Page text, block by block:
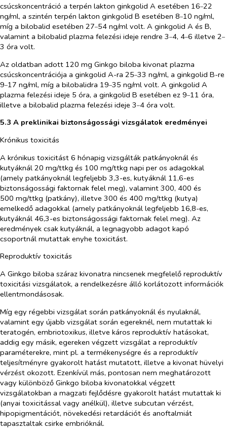
csúcskoncentráció a terpén lakton ginkgolid A esetében 16–22
ng/ml, a szintén terpén lakton ginkgolid B esetében 8–10 ng/ml,
míg a bilobalid esetében 27–54 ng/ml volt. A ginkgolid A és B,
valamint a bilobalid plazma felezési ideje rendre 3–4, 4–6 illetve 2–
3 óra volt.
Az oldatban adott 120 mg Ginkgo biloba kivonat plazma
csúcskoncentrációja a ginkgolid A-ra 25–33 ng/ml, a ginkgolid B-re
9–17 ng/ml, míg a bilobalidra 19–35 ng/ml volt. A ginkgolid A
plazma felezési ideje 5 óra, a ginkgolid B esetében ez 9–11 óra,
illetve a bilobalid plazma felezési ideje 3–4 óra volt.
5.3 A preklinikai biztonságossági vizsgálatok eredményei
Krónikus toxicitás
A krónikus toxicitást 6 hónapig vizsgálták patkányoknál és
kutyáknál 20 mg/ttkg és 100 mg/ttkg napi per os adagokkal
(amely patkányoknál legfeljebb 3,3-es, kutyáknál 11,6-es
biztonságossági faktornak felel meg), valamint 300, 400 és
500 mg/ttkg (patkány), illetve 300 és 400 mg/ttkg (kutya)
emelkedő adagokkal (amely patkányoknál legfeljebb 16,8-es,
kutyáknál 46,3-es biztonságossági faktornak felel meg). Az
eredmények csak kutyáknál, a legnagyobb adagot kapó
csoportnál mutattak enyhe toxicitást.
Reproduktív toxicitás
A Ginkgo biloba száraz kivonatra nincsenek megfelelő reproduktív
toxicitási vizsgálatok, a rendelkezésre álló korlátozott információk
ellentmondásosak.
Míg egy régebbi vizsgálat során patkányoknál és nyulaknál,
valamint egy újabb vizsgálat során egereknél, nem mutattak ki
teratogén, embriotoxikus, illetve káros reproduktív hatásokat,
addig egy másik, egereken végzett vizsgálat a reproduktív
paraméterekre, mint pl. a termékenységre és a reproduktív
teljesítményre gyakorolt hatást mutatott, illetve a kivonat hüvelyi
vérzést okozott. Ezenkívül más, pontosan nem meghatározott
vagy különböző Ginkgo biloba kivonatokkal végzett
vizsgálatokban a magzati fejlődésre gyakorolt hatást mutattak ki
(anyai toxicitással vagy anélkül), illetve subcutan vérzést,
hipopigmentációt, növekedési retardációt és anoftalmiát
tapasztaltak csirke embrióknál.